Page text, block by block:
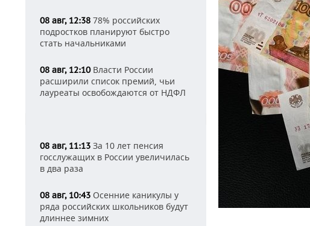
08 авг, 12:38 78% российских
подростков планируют быстро
стать начальниками
08 авг, 12:10Власти России
расширили список премий, чьи
лауреаты освобождаются от НДФЛ
08 авг, 11:13 За 10 лет пенсия
госслужащих в России увеличилась
в два раза
08 авг, 10:43 Осенние каникулы у
ряда российских школьников будут
длиннее зимних